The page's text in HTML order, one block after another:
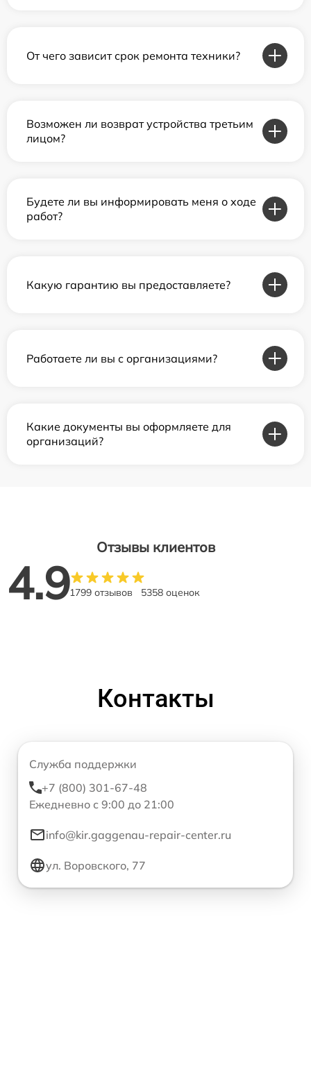
От чего зависит срок ремонта техники?
Возможен ли возврат устройства третьим
лицом?
Будете ли вы информировать меня о ходе
работ?
Какую гарантию вы предоставляете?
Работаете ли вы с организациями?
Какие документы вы оформляете для
организаций?
Отзывы клиентов
4.91799 отзывов 5358 оценок
Контакты
Служба поддержки
+7 (800) 301-67-48
Ежедневно с 9:00 до 21:00
info@kir.gaggenau-repair-center.ru
ул. Воровского, 77